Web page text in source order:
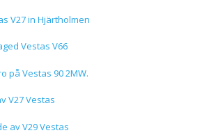
V27 in Hjärtholmen
Vestas V66
på Vestas 90 2MW.
V27 Vestas
av V29 Vestas